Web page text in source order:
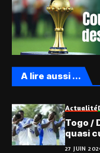
A lire aussi ...
Actualité
Togo /
quasi
27 JUIN